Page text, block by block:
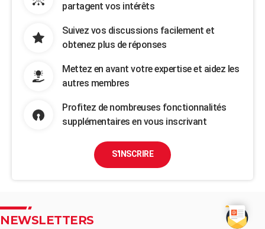
partagent vos intérêts
Suivez vos discussions facilement et
obtenez plus de réponses
Mettez en avant votre expertise et aidez les
autres membres
Profitez de nombreuses fonctionnalités
supplémentaires en vous inscrivant
S'INSCRIRE
NEWSLETTERS